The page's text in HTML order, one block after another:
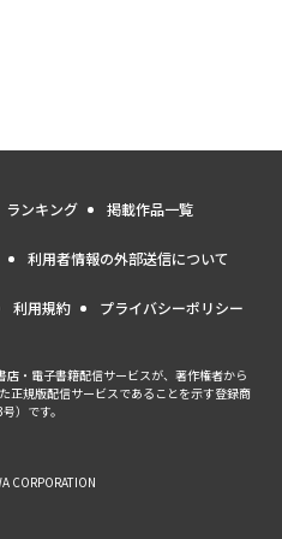
ランキング 掲載作品一覧
利用者情報の外部送信について
利用規約 プライバシーポリシー
店・電子書籍配信サービスが、著作権者から
正規版配信サービスであることを示す登録商
）です。
CORPORATION